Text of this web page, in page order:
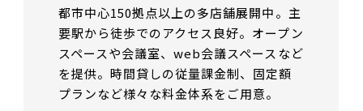
都市中心150拠点以上の多店舗展開中。主
要駅から徒歩でのアクセス良好。オープン
スペースや会議室、web会議スペースなど
を提供。時間貸しの従量課金制、固定額
プランなど様々な料金体系をご用意。